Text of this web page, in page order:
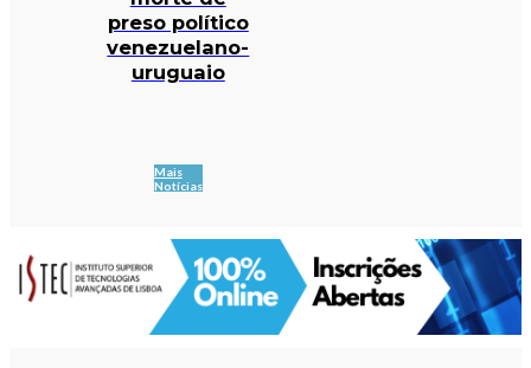
preso político
venezuelano-
uruguaio
Mais
Notícias